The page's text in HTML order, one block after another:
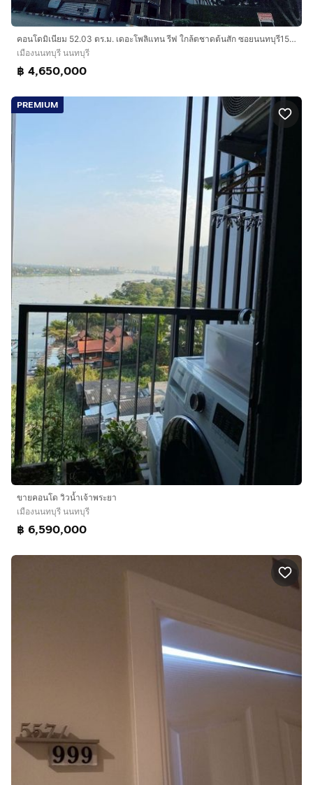
คอนโดมิเนียม 52.03 ตร.ม. เดอะโพลิแทน รีฟ ใกล้ตชาดต้นสัก ซอยนนทบุรี15 ถนนรัตนาธิเบศร์ ถนนสนามบินน้ำ เมืองนนทบุรี นนทบุรี
เมืองนนทบุรี นนทบุรี
฿ 4,650,000
PREMIUM
ขายคอนโด วิวน้ำเจ้าพระยา
เมืองนนทบุรี นนทบุรี
฿ 6,590,000